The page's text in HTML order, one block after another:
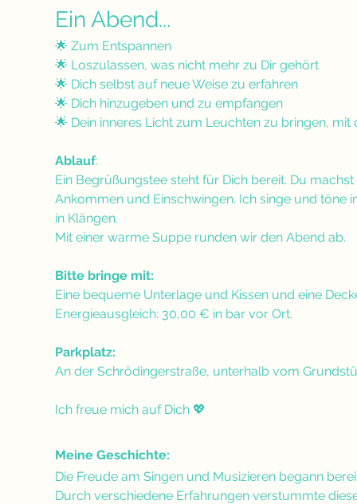
Ein Abend...
🌟 Zum Entspannen
🌟 Loszulassen, was nicht mehr zu Dir gehört
🌟 Dich selbst auf neue Weise zu erfahren
🌟 Dich hinzugeben und zu empfangen
🌟 Dein inneres Licht zum Leuchten zu bringen,
Ablauf:
Ein Begrüßungstee steht für Dich bereit. Du
Ankommen und Einschwingen. Ich singe und töne
in Klängen.
Mit einer warme Suppe runden wir den Abend ab.
Bitte bringe mit:
Eine bequeme Unterlage und Kissen und eine
Energieausgleich: 30,00 € in bar vor Ort.
Parkplatz:
An der Schrödingerstraße, unterhalb vom
Ich freue mich auf Dich 💖
Meine Geschichte:
Die Freude am Singen und Musizieren begann
Durch verschiedene Erfahrungen verstummte